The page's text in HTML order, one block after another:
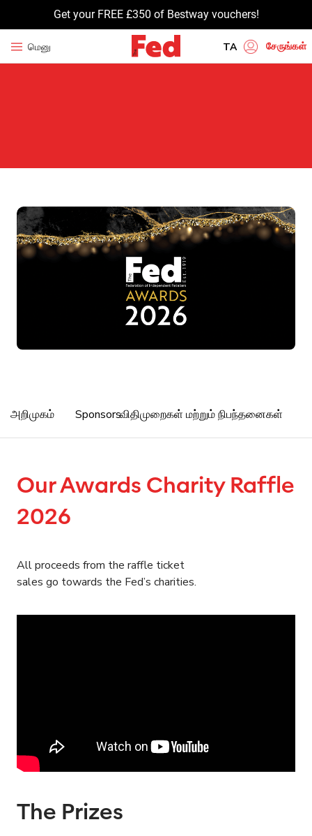
Get your FREE £350 of Bestway vouchers!
மெனு TA சேருங்கள்
அறிமுகம் Sponsorsவிதிமுறைகள் மற்றும் நிபந்தனைகள்
Our Awards Charity Raffle
2026
All proceeds from the raffle ticket
sales go towards the Fed’s charities.
The Prizes